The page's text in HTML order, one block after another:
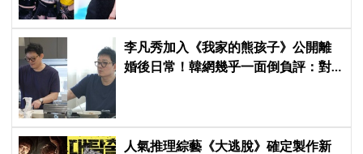
李凡秀加入《我家的熊孩子》公開離
婚後日常！韓網幾乎一面倒負評：對
人氣推理綜藝《大逃脫》確定製作新